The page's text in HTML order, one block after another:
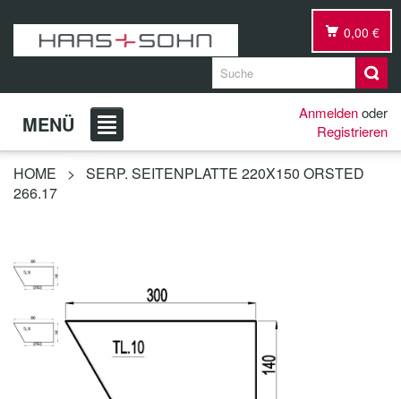
0,00 €
MENÜ Anmeldenoder
Registrieren
HOME >
SERP. SEITENPLATTE 220X150 ORSTED
266.17